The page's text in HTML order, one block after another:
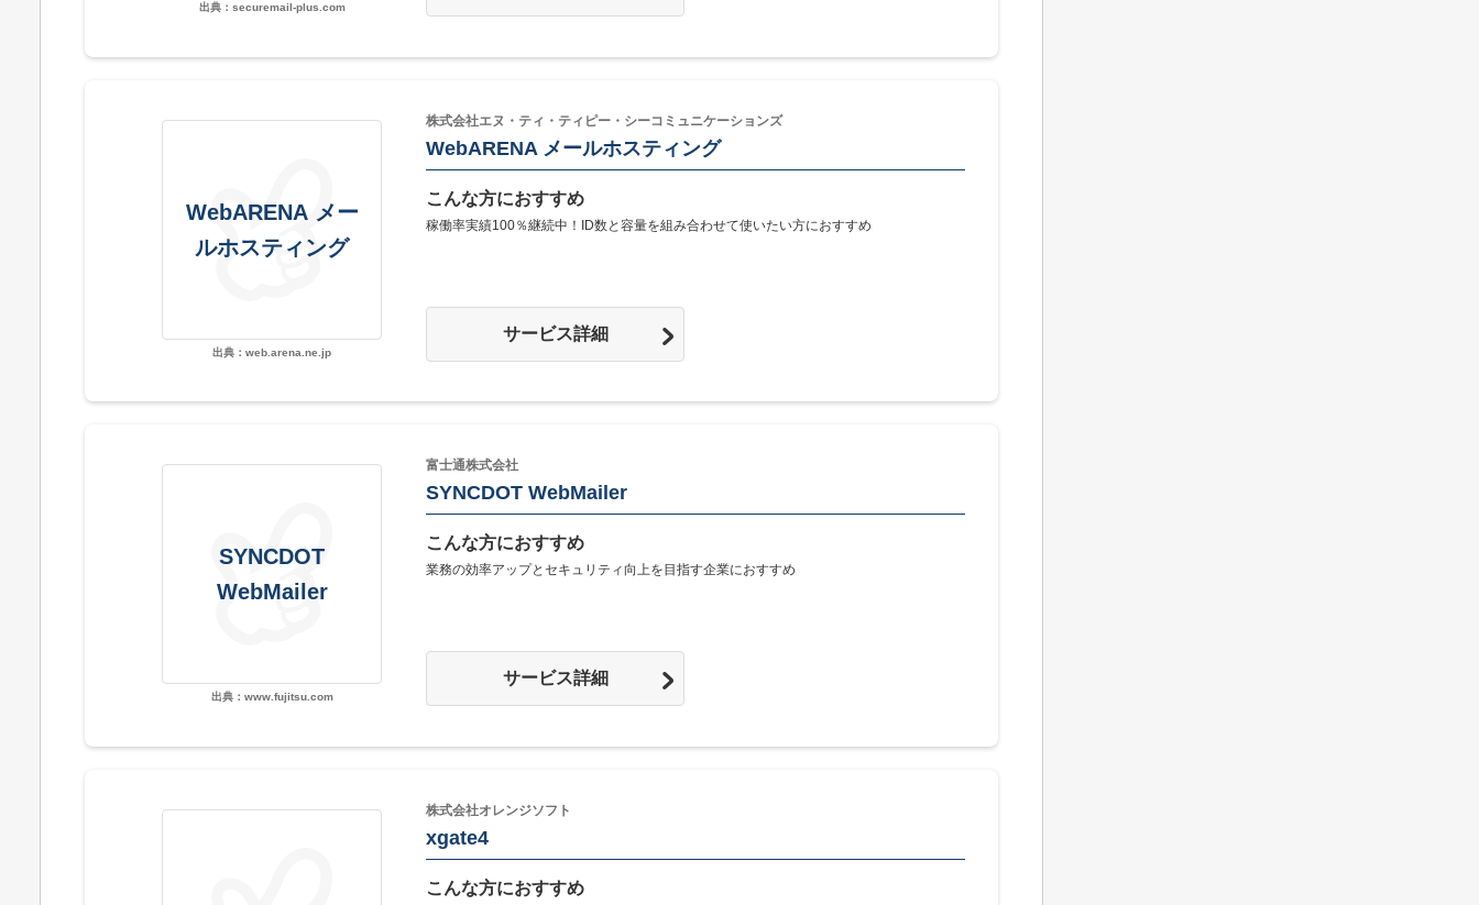
出典：securemail-plus.com
WebARENA メー
ルホスティング
出典：web.arena.ne.jp
株式会社エヌ・ティ・ティピー・シーコミュニケーションズ
WebARENA メールホスティング
こんな方におすすめ
稼働率実績100％継続中！ID数と容量を組み合わせて使いたい方におすすめ
サービス詳細
SYNCDOT
WebMailer
出典：www.fujitsu.com
富士通株式会社
SYNCDOT WebMailer
こんな方におすすめ
業務の効率アップとセキュリティ向上を目指す企業におすすめ
サービス詳細
株式会社オレンジソフト
xgate4
こんな方におすすめ